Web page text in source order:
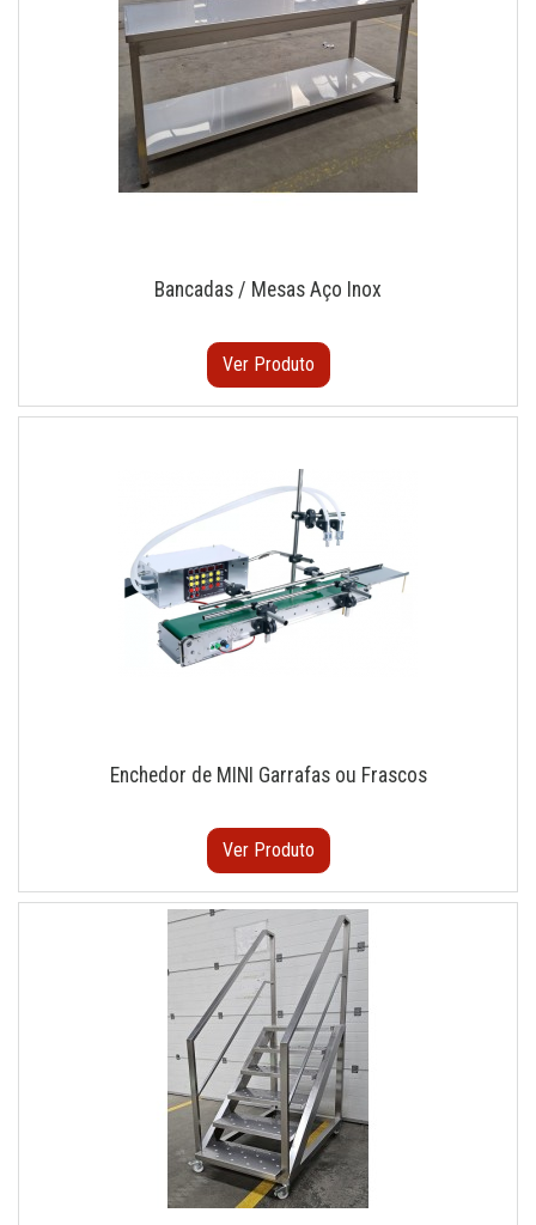
Bancadas / Mesas Aço Inox
Ver Produto
Enchedor de MINI Garrafas ou Frascos
Ver Produto